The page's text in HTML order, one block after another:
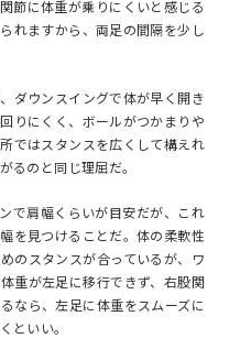
節に体重が乗りにくいと感じる
れますから、両足の間隔を少し
ダウンスイングで体が早く開き
りにくく、ボールがつかまりや
ではスタンスを広くして構えれ
るのと同じ理屈だ。
で肩幅くらいが目安だが、これ
を見つけることだ。体の柔軟性
のスタンスが合っているが、ワ
重が左足に移行できず、右股関
なら、左足に体重をスムーズに
といい。